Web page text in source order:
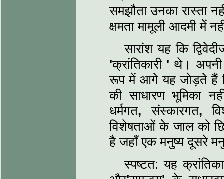
समझौता उनका रास्‍ता
क्षमता मामूली आदमी में
सारांश यह कि
'क्रांतिकारी ' थे। अपनी
रूप में आगे यह जोड़ते हैं
की साधारण भूमिका
धर्मगत,संस्‍कारगत,
विशेषताओं के जाल को
है जहाँ एक मनुष्‍य दूसरे
स्‍पष्‍टत: यह